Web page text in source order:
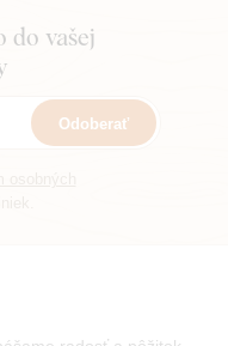
do vašej
Odoberať